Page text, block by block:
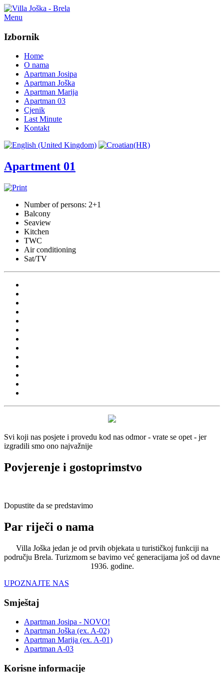
Menu
Izbornik
Home
O nama
Apartman Josipa
Apartman Joška
Apartman Marija
Apartman 03
Cjenik
Last Minute
Kontakt
Apartment 01
Number of persons: 2+1
Balcony
Seaview
Kitchen
TWC
Air conditioning
Sat/TV
Svi koji nas posjete i provedu kod nas odmor - vrate se opet - jer
izgradili smo ono najvažnije
Povjerenje i gostoprimstvo
Dopustite da se predstavimo
Par riječi o nama
Villa Joška jedan je od prvih objekata u turističkoj funkciji na
području Brela. Turizmom se bavimo već generacijama još od davne
1936. godine.
UPOZNAJTE NAS
Smještaj
Apartman Josipa - NOVO!
Apartman Joška (ex. A-02)
Apartman Marija (ex. A-01)
Apartman A-03
Korisne informacije